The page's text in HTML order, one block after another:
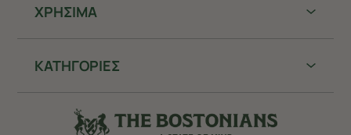
ΧΡHΣΙΜΑ
ΚΑΤΗΓΟΡΙΕΣ